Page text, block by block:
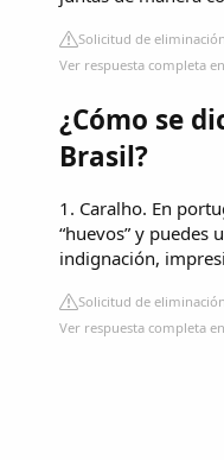
Solicitud de eliminación
Ver respuesta completa
¿Cómo se
Brasil?
1. Caralho. En
“huevos” y puedes
indignación,
Solicitud de eliminación
Ver respuesta completa